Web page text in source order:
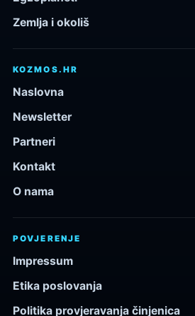
Zemlja i okoliš
KOZMOS.HR
Naslovna
Newsletter
Partneri
Kontakt
O nama
POVJERENJE
Impressum
Etika poslovanja
Politika provjeravanja činjenica